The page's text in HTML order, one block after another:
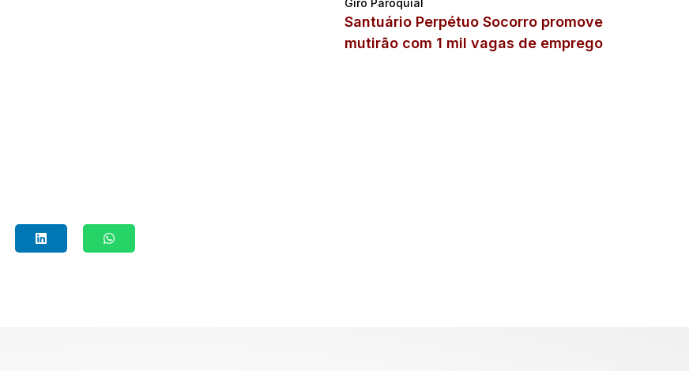
Giro Paroquial
Santuário Perpétuo Socorro promove
mutirão com 1 mil vagas de emprego